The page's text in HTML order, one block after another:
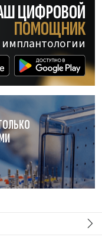
ЦИФРОВОЙ
ПОМОЩНИК
имплантологии